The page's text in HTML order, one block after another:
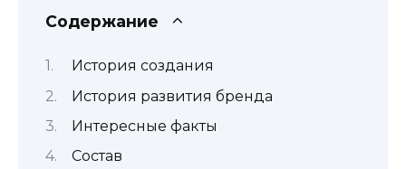
Содержание
История создания
История развития бренда
Интересные факты
Состав